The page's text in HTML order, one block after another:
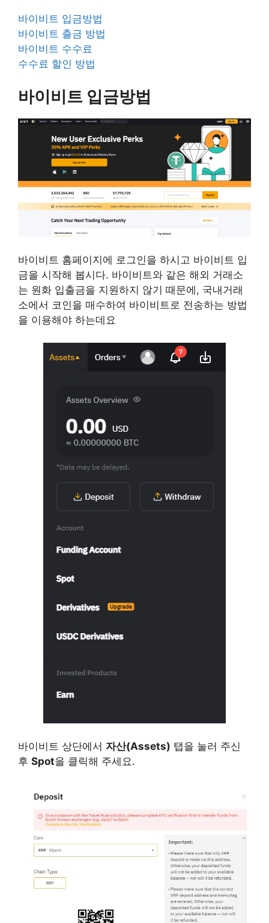
바이비트 입금방법
바이비트 출금 방법
바이비트 수수료
수수료 할인 방법
바이비트 입금방법
바이비트 홈페이지에 로그인을 하시고 바이비트 입
금을 시작해 봅시다. 바이비트와 같은 해외 거래소
는 원화 입출금을 지원하지 않기 때문에, 국내거래
소에서 코인을 매수하여 바이비트로 전송하는 방법
을 이용해야 하는데요
바이비트 상단에서 자산(Assets) 탭을 눌러 주신
후 Spot을 클릭해 주세요.